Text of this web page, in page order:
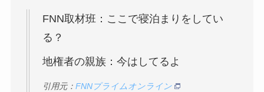
FNN取材班：ここで寝泊まりをしてい
る？
地権者の親族：今はしてるよ
引用元： FNNプライムオンライン